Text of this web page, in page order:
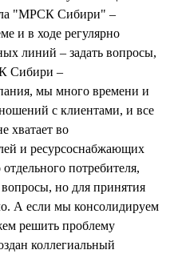
"МРСК Сибири" –
и в ходе регулярно
линий – задать вопросы,
Сибири –
мы много времени и
с клиентами, и все
хватает во
и ресурсоснабжающих
потребителя,
но для принятия
А если мы консолидируем
решить проблему
коллегиальный